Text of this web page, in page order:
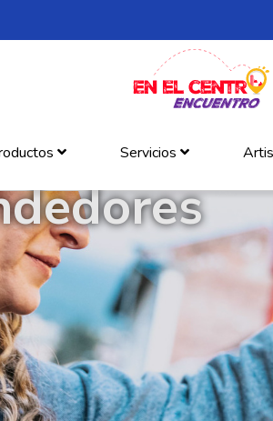
Servicios